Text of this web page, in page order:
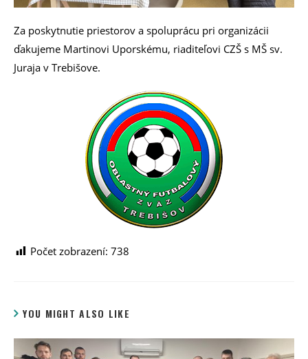
Za poskytnutie priestorov a spoluprácu pri organizácii
ďakujeme Martinovi Uporskému, riaditeľovi CZŠ s MŠ sv.
Juraja v Trebišove.
Počet zobrazení: 738
YOU MIGHT ALSO LIKE